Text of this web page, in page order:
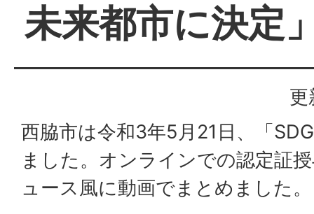
未来都市に決定
更
西脇市は令和3年5月21日、「
ました。オンラインでの認定証
ュース風に動画でまとめました。